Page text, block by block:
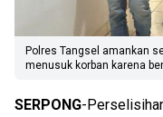
Polres Tangsel amankan
menusuk korban karena
SERPONG-